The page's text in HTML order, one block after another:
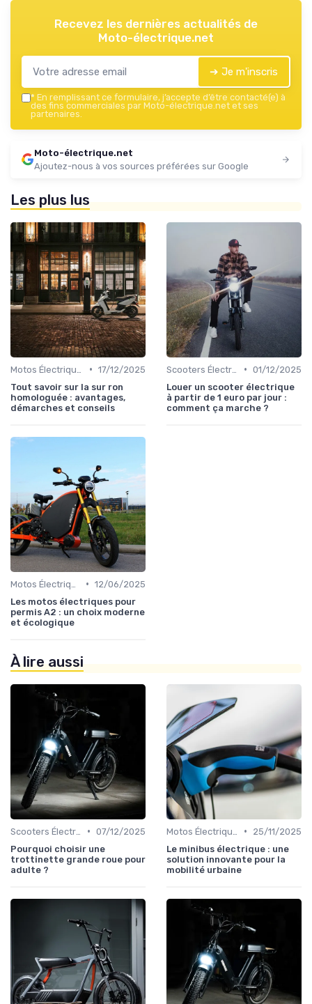
Recevez les dernières actualités de
Moto-électrique.net
➔ Je m'inscris
* En remplissant ce formulaire, j’accepte d’être contacté(e) à
des fins commerciales par Moto-électrique.net et ses
partenaires.
Moto-électrique.net
Ajoutez-nous à vos sources préférées sur Google
Les plus lus
• 17/12/2025
Tout savoir sur la sur ron
homologuée : avantages,
démarches et conseils
• 01/12/2025
Louer un scooter électrique
à partir de 1 euro par jour :
comment ça marche ?
• 12/06/2025
Les motos électriques pour
permis A2 : un choix moderne
et écologique
À lire aussi
• 07/12/2025
Pourquoi choisir une
trottinette grande roue pour
adulte ?
•
25/11/2025
Le minibus électrique : une
solution innovante pour la
mobilité urbaine